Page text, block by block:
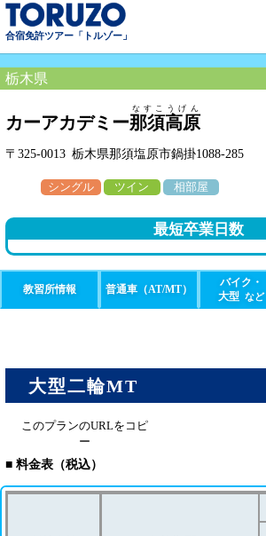
合宿免許ツアー「トルゾー」
栃木県
カーアカデミー那須高原
なすこうげん
〒325-0013 栃木県那須塩原市鍋掛1088-285
シングル ツイン 相部屋
最短卒業日数
教習所情報 普通車（AT/MT）
バイク・
大型 など
大型二輪MT
このプランのURLをコピ
ー
■ 料金表（税込）